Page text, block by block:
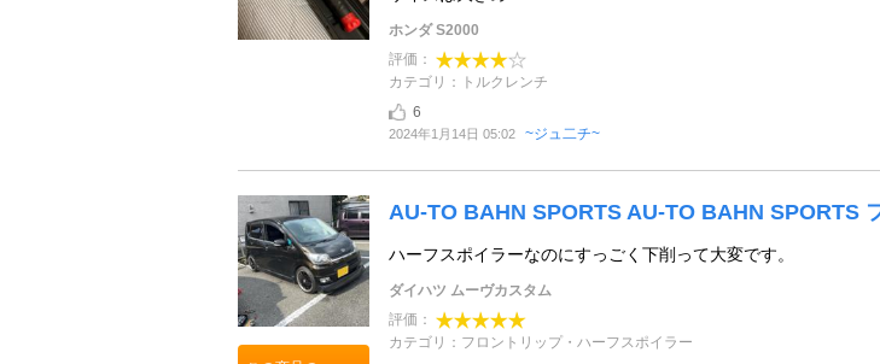
ホンダ S2000
評価：
カテゴリ：トルクレンチ
6
2024年1月14日 05:02 ~ジュ二チ~
AU-TO BAHN SPORTS AU-TO BAHN SPORTS
ハーフスポイラーなのにすっごく下削って大変です。
ダイハツ ムーヴカスタム
評価：
カテゴリ：フロントリップ・ハーフスポイラー